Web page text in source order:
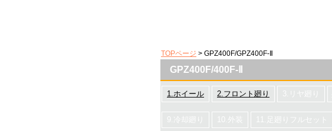
TOPページ > GPZ400F/GPZ400F-Ⅱ
GPZ400F/400F-Ⅱ
1.ホイール 2.フロント廻り 3.リヤ廻り
9.冷却廻り 10.外装 11.足廻りフルセット